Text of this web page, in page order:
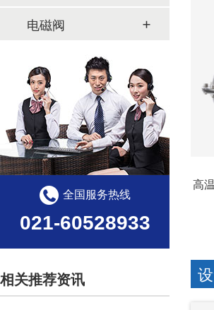
高
电磁阀
全国服务热线
021-60528933
相关推荐资讯